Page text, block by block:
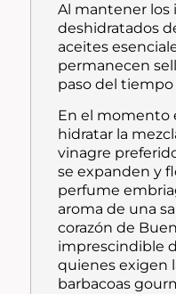
Al mantener
deshidratados
aceites
permanecen
paso del tiempo
En el momento
hidratar la
vinagre
se expanden y
perfume
aroma de una
corazón de
imprescindible
quienes exigen
barbacoas